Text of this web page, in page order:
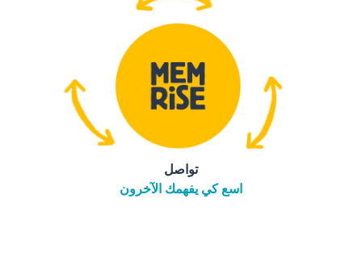
تواصل
اسع كي يفهمك الآخرون